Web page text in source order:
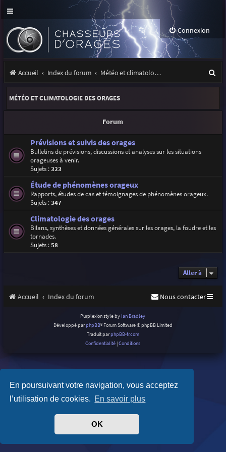
En poursuivant votre navigation, vous acceptez
l’utilisation de cookies. En savoir plus
OK
Connexion
Accueil Index du forum Météo et climatologie des orages
e
e
MÉTÉO ET CLIMATOLOGIE DES ORAGES
Forum
Prévisions et suivis des orages
Bulletins de prévisions, discussions et analyses sur les situations
orageuses à venir.
Sujets :323
Étude de phénomènes orageux
Rapports, études de cas et témoignages de phénomènes orageux.
Sujets :347
Climatologie des orages
Bilans, synthèses et données générales sur les orages, la foudre et les
tornades.
Sujets :58
Aller à
Accueil Index du forum Nous contacter
Purplexion style by Ian Bradley
Développé parphpBB® Forum Software © phpBB Limited
Traduit parphpBB-fr.com
Confidentialité |Conditions